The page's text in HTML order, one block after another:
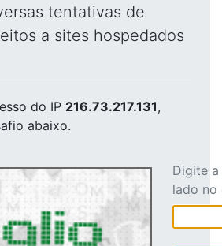
tentativas de
a sites hospedados
do IP 216.73.217.131,
abaixo.
Digite
lado no